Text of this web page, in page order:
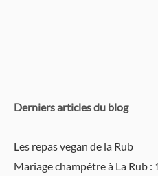
Derniers articles du blog
Les repas vegan de la Rub
Mariage champêtre à La Rub